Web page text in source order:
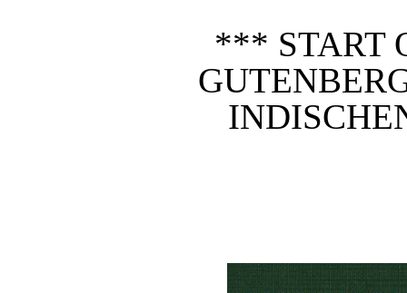
*** START